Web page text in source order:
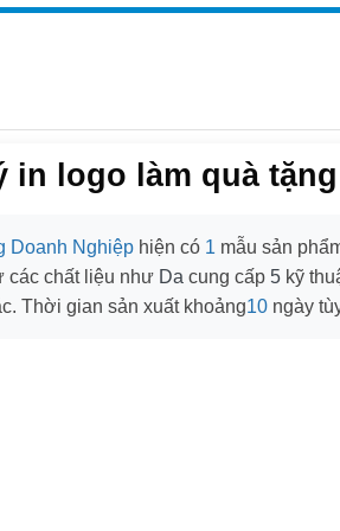
in logo làm quà
Doanh Nghiệp hiện có 1 mẫu sản
các chất liệu như Da cung cấp 5 kỹ
Thời gian sản xuất khoảng10 ngày